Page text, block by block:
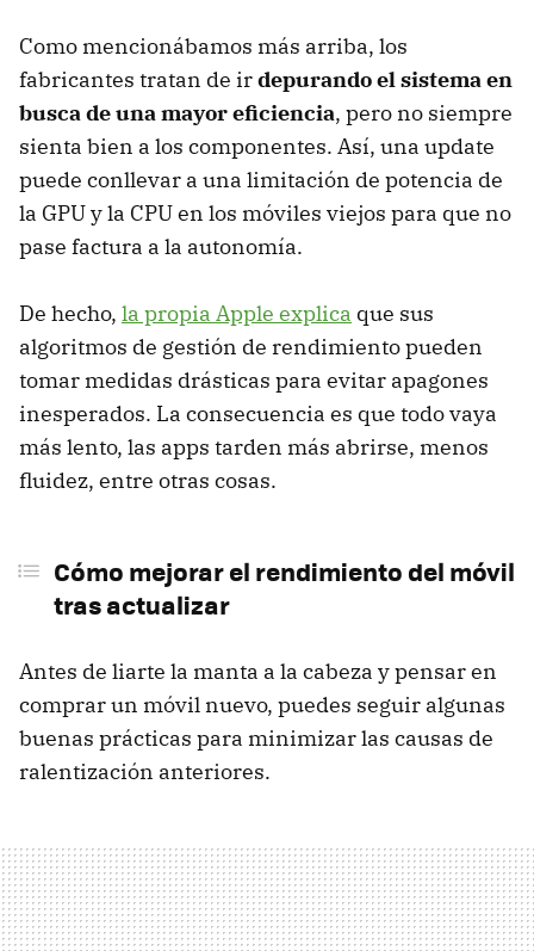
Como mencionábamos más arriba, los
fabricantes tratan de irdepurando el sistema en
busca de una mayor eficiencia, pero no siempre
sienta bien a los componentes. Así, una update
puede conllevar a una limitación de potencia de
la GPU y la CPU en los móviles viejos para que no
pase factura a la autonomía.
De hecho, la propia Apple explica que sus
algoritmos de gestión de rendimiento pueden
tomar medidas drásticas para evitar apagones
inesperados. La consecuencia es que todo vaya
más lento, las apps tarden más abrirse, menos
fluidez, entre otras cosas.
Cómo mejorar el rendimiento del móvil
tras actualizar
Antes de liarte la manta a la cabeza y pensar en
comprar un móvil nuevo, puedes seguir algunas
buenas prácticas para minimizar las causas de
ralentización anteriores.